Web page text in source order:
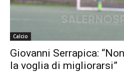
Calcio
Giovanni Serrapica:
la voglia di migliorarsi”